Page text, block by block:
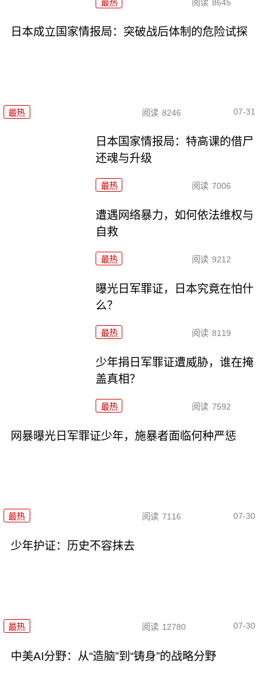
最热 阅读 8645
日本成立国家情报局：突破战后体制的危险试探
最热 阅读 8246 07-31
日本国家情报局：特高课的借尸
还魂与升级
最热 阅读 7006
遭遇网络暴力，如何依法维权与
自救
最热 阅读 9212
曝光日军罪证，日本究竟在怕什
么？
最热 阅读 8119
少年捐日军罪证遭威胁，谁在掩
盖真相？
最热 阅读 7592
网暴曝光日军罪证少年，施暴者面临何种严惩
最热 阅读 7116 07-30
少年护证：历史不容抹去
最热 阅读 12780 07-30
中美AI分野：从“造脑”到“铸身”的战略分野